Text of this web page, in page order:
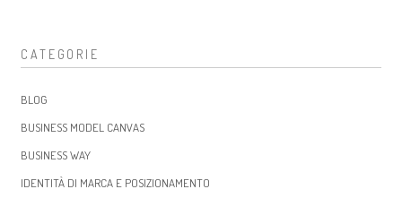
CATEGORIE
BLOG
BUSINESS MODEL CANVAS
BUSINESS WAY
IDENTITÀ DI MARCA E POSIZIONAMENTO